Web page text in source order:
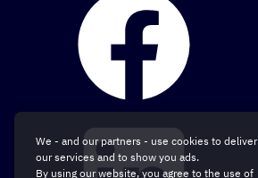
We - and our partners - use cookies to deliver
our services and to show you ads.
By using our website, you agree to the use of